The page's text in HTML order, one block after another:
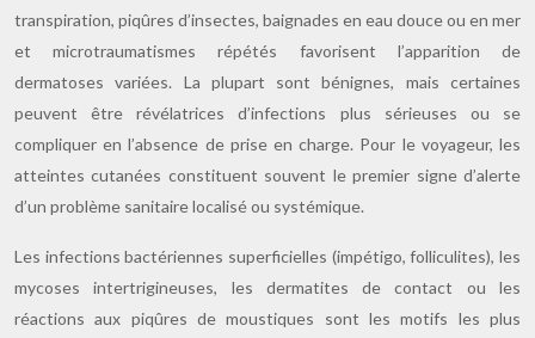
transpiration, piqûres d’insectes, baignades en eau douce ou en mer
et microtraumatismes répétés favorisent l’apparition de
dermatoses variées. La plupart sont bénignes, mais certaines
peuvent être révélatrices d’infections plus sérieuses ou se
compliquer en l’absence de prise en charge. Pour le voyageur, les
atteintes cutanées constituent souvent le premier signe d’alerte
d’un problème sanitaire localisé ou systémique.
Les infections bactériennes superficielles (impétigo, folliculites), les
mycoses intertrigineuses, les dermatites de contact ou les
réactions aux piqûres de moustiques sont les motifs les plus